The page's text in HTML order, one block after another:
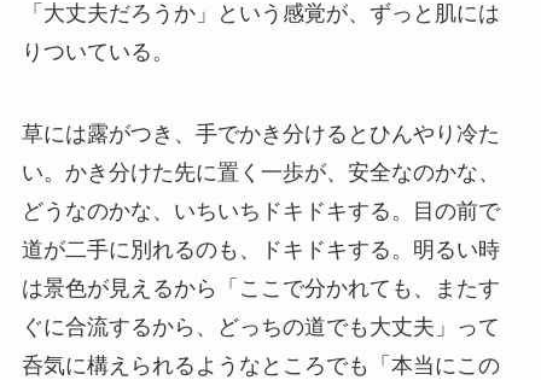
「大丈夫だろうか」という感覚が、ずっと肌には
りついている。
草には露がつき、手でかき分けるとひんやり冷た
い。かき分けた先に置く一歩が、安全なのかな、
どうなのかな、いちいちドキドキする。目の前で
道が二手に別れるのも、ドキドキする。明るい時
は景色が見えるから「ここで分かれても、またす
ぐに合流するから、どっちの道でも大丈夫」って
呑気に構えられるようなところでも「本当にこの